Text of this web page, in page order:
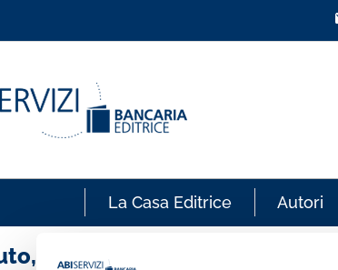
La Casa Editrice Autori
accedi!